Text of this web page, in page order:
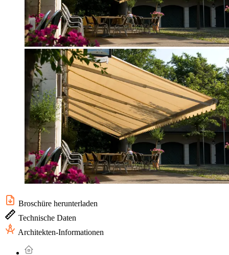
Broschüre herunterladen
Technische Daten
Architekten-Informationen